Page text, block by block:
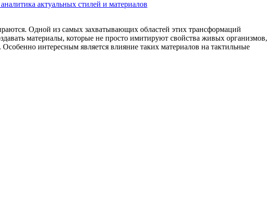
актуальных стилей и материалов
Одной из самых захватывающих областей этих трансформаций
материалы, которые не просто имитируют свойства живых организмов,
интересным является влияние таких материалов на тактильные